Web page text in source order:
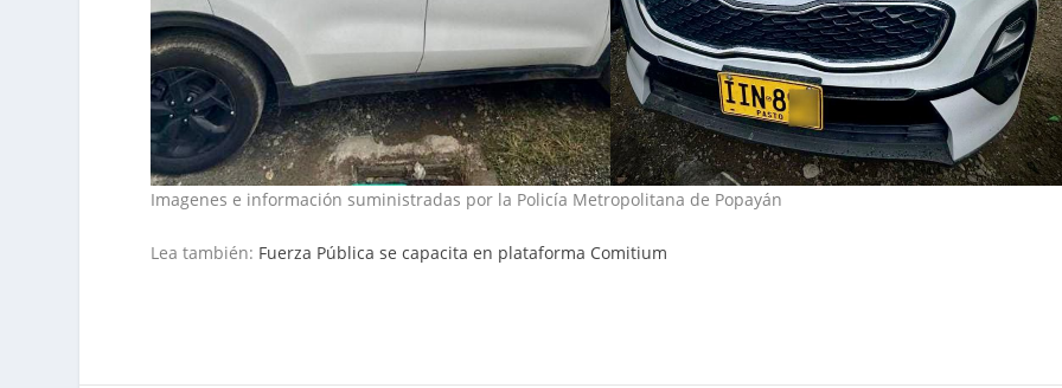
Imagenes e información suministradas por la Policía Metropolitana de Popayán
Lea también: Fuerza Pública se capacita en plataforma Comitium